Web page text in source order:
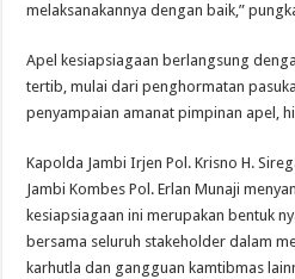
melaksanakannya dengan baik,”
Apel kesiapsiagaan berlangsung
tertib, mulai dari penghormatan
penyampaian amanat pimpinan apel,
Kapolda Jambi Irjen Pol. Krisno H.
Jambi Kombes Pol. Erlan Munaji
kesiapsiagaan ini merupakan bentuk
bersama seluruh stakeholder dalam
karhutla dan gangguan kamtibmas